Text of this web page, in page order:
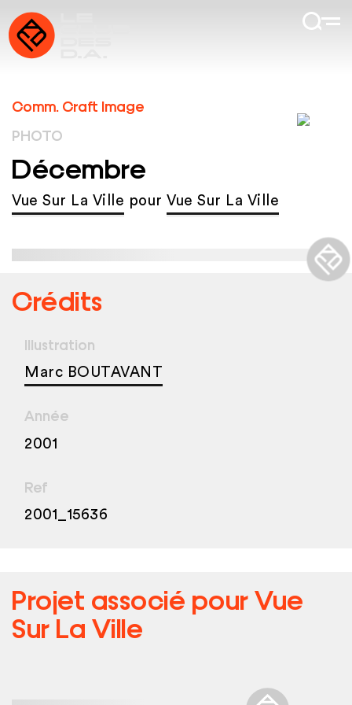
Comm. Craft Image
PHOTO
Décembre
Vue Sur La Ville pour Vue Sur La Ville
Crédits
Illustration
Marc BOUTAVANT
Année
2001
Ref
2001_15636
Projet associé pourVue
Sur La Ville